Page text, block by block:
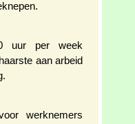
uur per week
aan arbeid
werknemers